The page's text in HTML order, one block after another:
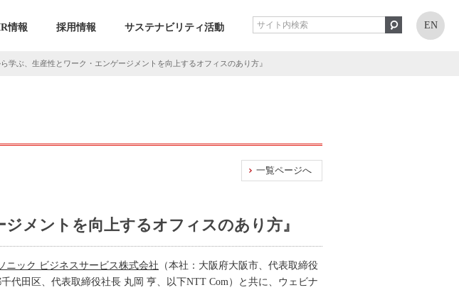
情報 採用情報 サステナビリティ活動 EN
学ぶ、生産性とワーク・エンゲージメントを向上するオフィスのあり方』
一覧ページへ
メントを向上するオフィスのあり方』
ニック ビジネスサービス株式会社 （本社：大阪府大阪市、代表取締役
代田区、代表取締役社長 丸岡 亨、以下NTT Com）と共に、ウェビナ